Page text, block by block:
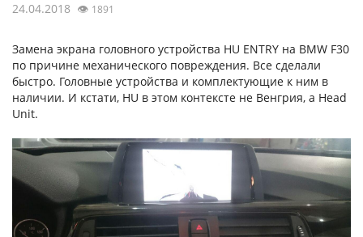
24.04.2018 👁 1891
Замена экрана головного устройства HU ENTRY на BMW F30
по причине механического повреждения. Все сделали
быстро. Головные устройства и комплектующие к ним в
наличии. И кстати, HU в этом контексте не Венгрия, а Head
Unit.